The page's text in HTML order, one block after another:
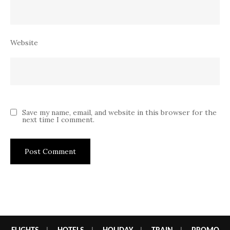
Website
Save my name, email, and website in this browser for the
next time I comment.